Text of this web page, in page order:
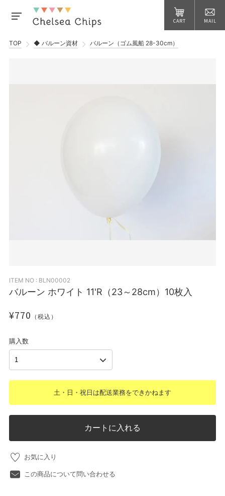
CART MAIL
TOP ◆ バルーン資材 バルーン（ゴム風船 28-30cm）
ITEM NO : BLN00002
バルーン ホワイト 11'R（23～28cm）10枚入
¥770 （税込）
購入数
土・日・祝日は配送業務をできかねます
カートに入れる
お気に入り
この商品について問い合わせる